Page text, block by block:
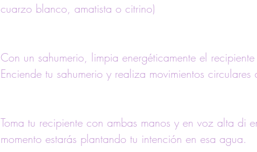
cuarzo blanco, amatista o citrino)
Con un sahumerio, limpia energéticamente el
Enciende tu sahumerio y realiza movimientos
Toma tu recipiente con ambas manos y en voz alta di
momento estarás plantando tu intención en esa agua.